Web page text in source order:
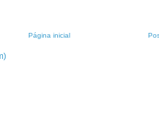
Página inicial